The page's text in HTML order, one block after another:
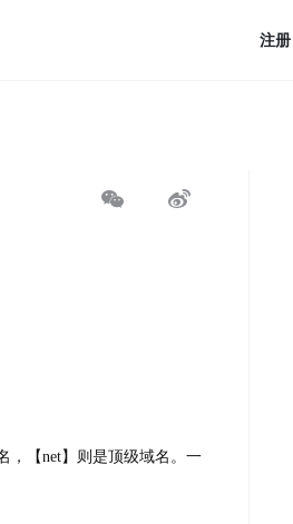
注册
，【net】则是顶级域名。一